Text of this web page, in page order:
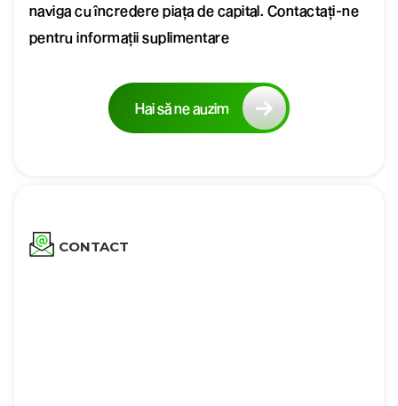
naviga cu încredere piața de capital. Contactați-ne
pentru informații suplimentare
Hai să ne auzim
CONTACT